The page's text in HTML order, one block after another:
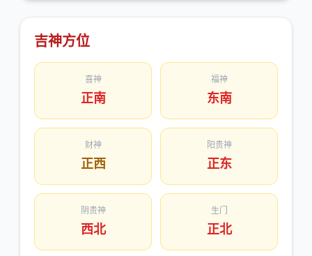
吉神方位
喜神
正南
福神
东南
财神
正西
阳贵神
正东
阴贵神
西北
生门
正北